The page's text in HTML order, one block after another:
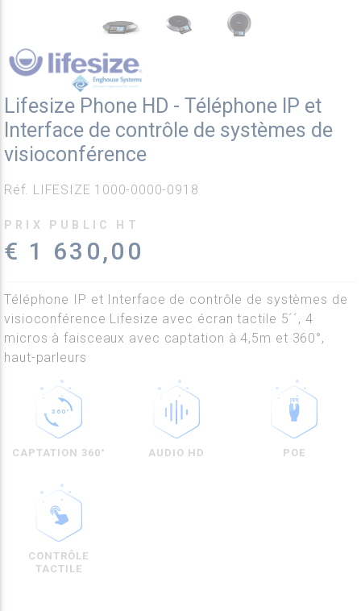
Lifesize Phone HD - Téléphone IP et
Interface de contrôle de systèmes de
visioconférence
Réf. LIFESIZE 1000-0000-0918
PRIX PUBLIC HT
€ 1 630,00
Téléphone IP et Interface de contrôle de systèmes de
visioconférence Lifesize avec écran tactile 5´´, 4
micros à faisceaux avec captation à 4,5m et 360°,
haut-parleurs
CAPTATION 360° AUDIO HD POE
CONTRÔLE
TACTILE